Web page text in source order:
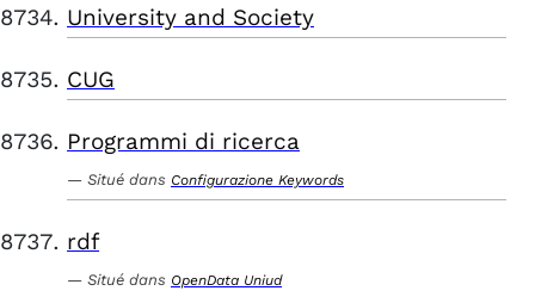
University and Society
CUG
Programmi di ricerca
Situé dans Configurazione Keywords
rdf
Situé dans OpenData Uniud